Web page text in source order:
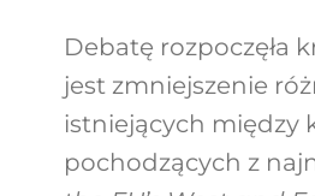
Debatę rozpoczęła
jest zmniejszenie
istniejących między
pochodzących z